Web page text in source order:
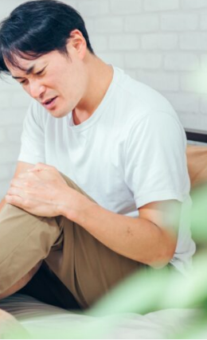
注目のトピック